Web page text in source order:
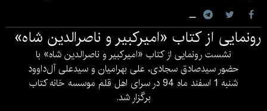
رونمایی از کتاب «امیرکبیر و ناصرالدین شاه»
نشست رونمایی از کتاب «امیرکبیر و ناصرالدین شاه» با
حضور سیدصادق سجادی، علی بهرامیان و سیدعلی آل‌داوود
شنبه 1 اسفند ماه 94 در سرای اهل قلم موسسه خانه کتاب
برگزار شد.